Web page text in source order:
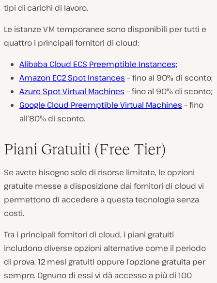
tipi di carichi di lavoro.
Le istanze VM temporanee sono disponibili per tutti e
quattro i principali fornitori di cloud:
Alibaba Cloud ECS Preemptible Instances;
Amazon EC2 Spot Instances – fino al 90% di sconto;
Azure Spot Virtual Machines – fino al 90% di sconto;
Google Cloud Preemptible Virtual Machines – fino
all’80% di sconto.
Piani Gratuiti (Free Tier)
Se avete bisogno solo di risorse limitate, le opzioni
gratuite messe a disposizione dai fornitori di cloud vi
permettono di accedere a questa tecnologia senza
costi.
Tra i principali fornitori di cloud, i piani gratuiti
includono diverse opzioni alternative come il periodo
di prova, 12 mesi gratuiti oppure l’opzione gratuita per
sempre. Ognuno di essi vi dà accesso a più di 100